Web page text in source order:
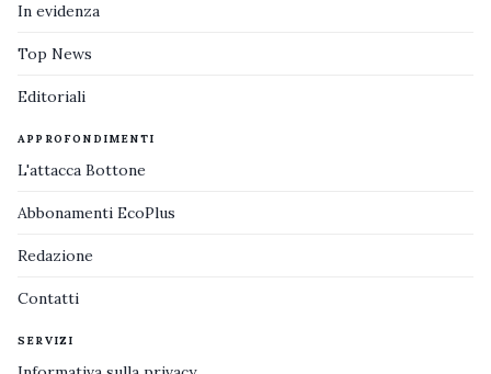
In evidenza
Top News
Editoriali
APPROFONDIMENTI
L'attacca Bottone
Abbonamenti EcoPlus
Redazione
Contatti
SERVIZI